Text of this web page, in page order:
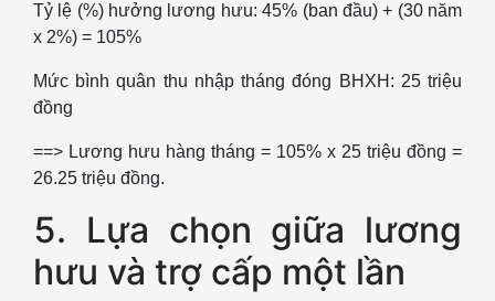
Tỷ lệ (%) hưởng lương hưu: 45% (ban đầu) + (30 năm
x 2%) = 105%
Mức bình quân thu nhập tháng đóng BHXH: 25 triệu
đồng
==> Lương hưu hàng tháng = 105% x 25 triệu đồng =
26.25 triệu đồng.
5. Lựa chọn giữa lương
hưu và trợ cấp một lần